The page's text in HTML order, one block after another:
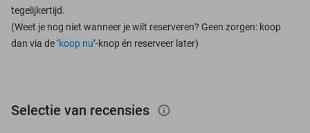
tegelijkertijd.
(Weet je nog niet wanneer je wilt reserveren? Geen zorgen: koop
dan via de ‘koop nu’-knop én reserveer later)
Selectie van recensies info_outlined